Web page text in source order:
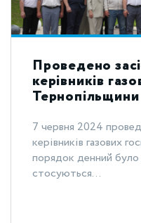
Проведено
керівників
Тернопільщини
7 червня 2024
керівників газових
порядок денний
стосуються...